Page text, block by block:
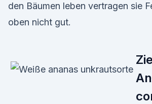
den Bäumen leben vertragen sie
oben nicht gut.